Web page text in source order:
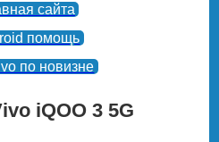
сайта
помощь
по новизне
iQOO 3 5G